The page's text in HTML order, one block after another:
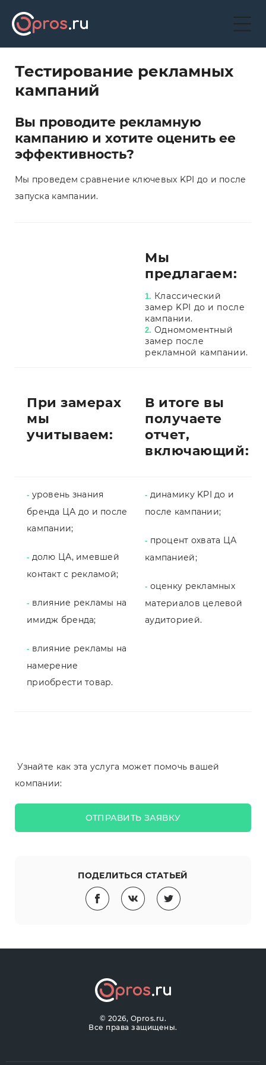
Тестирование рекламных
кампаний
Вы проводите рекламную
кампанию и хотите оценить ее
эффективность?
Мы проведем сравнение ключевых KPI до и после
запуска кампании.
Мы
предлагаем:
1. Классический
замер KPI до и после
кампании.
2. Одномоментный
замер после
рекламной кампании.
При замерах
мы
учитываем:
В итоге вы
получаете
отчет,
включающий:
- уровень знания
бренда ЦА до и после
кампании;
- долю ЦА, имевшей
контакт с рекламой;
- влияние рекламы на
имидж бренда;
- влияние рекламы на
намерение
приобрести товар.
- динамику KPI до и
после кампании;
- процент охвата ЦА
кампанией;
- оценку рекламных
материалов целевой
аудиторией.
Узнайте как эта услуга может помочь вашей
компании:
ОТПРАВИТЬ ЗАЯВКУ
ПОДЕЛИТЬСЯ СТАТЬЕЙ
© 2026, Opros.ru.
Все права защищены.